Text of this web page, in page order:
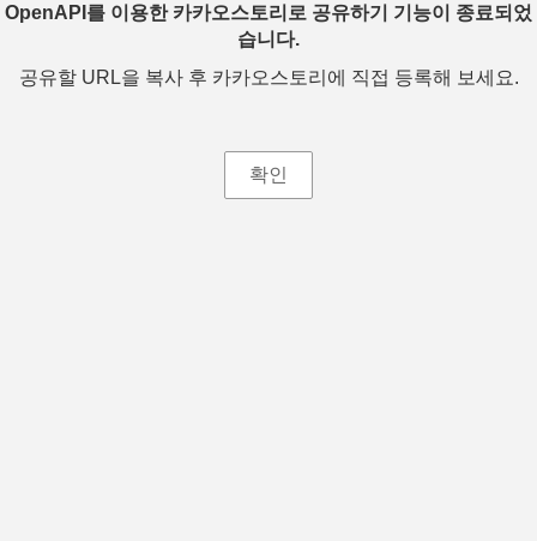
OpenAPI를 이용한 카카오스토리로 공유하기 기능이 종료되었
습니다.
공유할 URL을 복사 후 카카오스토리에 직접 등록해 보세요.
확인